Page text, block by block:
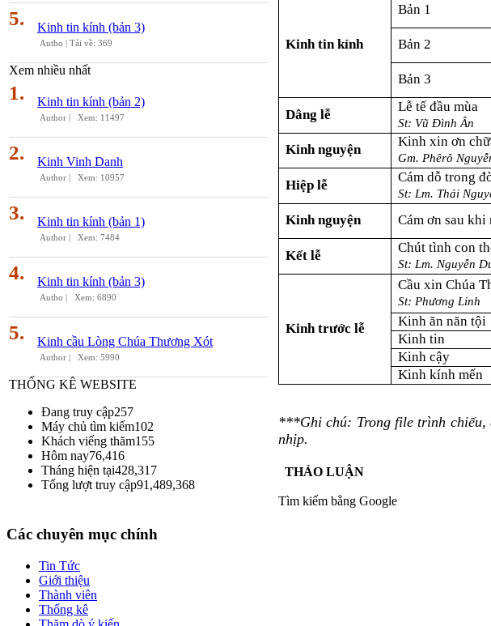
5. Kinh tin kính (bản 3)
Autho | Tải về: 369
Xem nhiều nhất
1. Kinh tin kính (bản 2)
Author | Xem: 11497
2. Kinh Vinh Danh
Author | Xem: 10957
3. Kinh tin kính (bản 1)
Author | Xem: 7484
4. Kinh tin kính (bản 3)
Autho | Xem: 6890
5. Kinh cầu Lòng Chúa Thương Xót
Author | Xem: 5990
THỐNG KÊ WEBSITE
Đang truy cập257
Máy chủ tìm kiếm102
Khách viếng thăm155
Hôm nay76,416
Tháng hiện tại428,317
Tổng lượt truy cập91,489,368
Kinh tin kính
Bản 1
Bản 2
Bản 3
Dâng lễ
Lễ tế đầu mùa
St: Vũ Đình Ân
Kinh nguyện
Kinh xin ơn
Gm. Phêrô
Hiệp lễ
Cám dỗ trong
St: Lm. Thái
Kinh nguyện
Cám ơn sau khi
Kết lễ
Chút tình con
St: Lm. Nguyễn
Kinh trước lễ
Cầu xin Chúa
St: Phương Linh
Kinh ăn năn tội
Kinh tin
Kinh cậy
Kinh kính mến
***Ghi chú: Trong file trình chiếu,
nhịp.
THẢO LUẬN
Tìm kiếm bằng Google
Các chuyên mục chính
Tin Tức
Giới thiệu
Thành viên
Thống kê